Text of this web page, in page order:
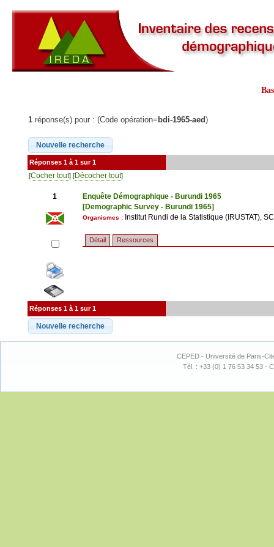
1 réponse(s) pour : (Code opération= bdi-1965-aed)
Réponses 1 à 1 sur 1
[Cocher tout] [Décocher tout]
1
Enquête Démographique - Burundi 1965
[Demographic Survey - Burundi 1965]
Organismes : Institut Rundi de la Statistique (IRUSTAT),
Détail Ressources
Réponses 1 à 1 sur 1
CEPED - Université de Paris-
Tél. : +33 (0) 1 76 53 34 53 -